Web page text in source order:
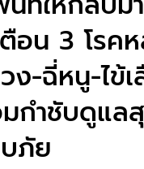
อน 3 โรค
ง-ฉี่หนู-ไข้
กำชับดูแล
ภัย